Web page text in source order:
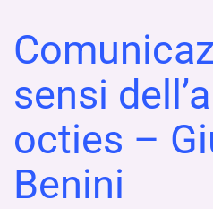
sensi
octies –
Benini